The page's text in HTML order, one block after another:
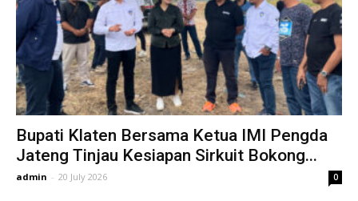
Bupati Klaten Bersama Ketua IMI Pengda
Jateng Tinjau Kesiapan Sirkuit Bokong...
admin - 20 July 2026 0